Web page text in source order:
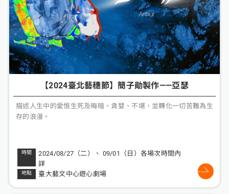
【2024臺北藝穗節】簡子勛製作——亞瑟
描述人生中的愛恨生死及晦暗、貪婪、不堪，並轉化一切苦難為生
存的浪漫。
2024/08/27（二）、 09/01（日）各場次時間內
詳
臺大藝文中心遊心劇場